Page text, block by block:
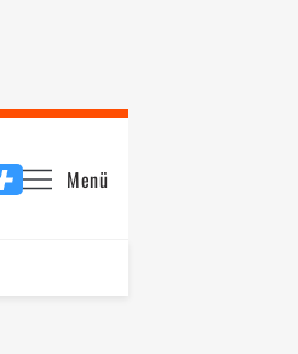
Menü